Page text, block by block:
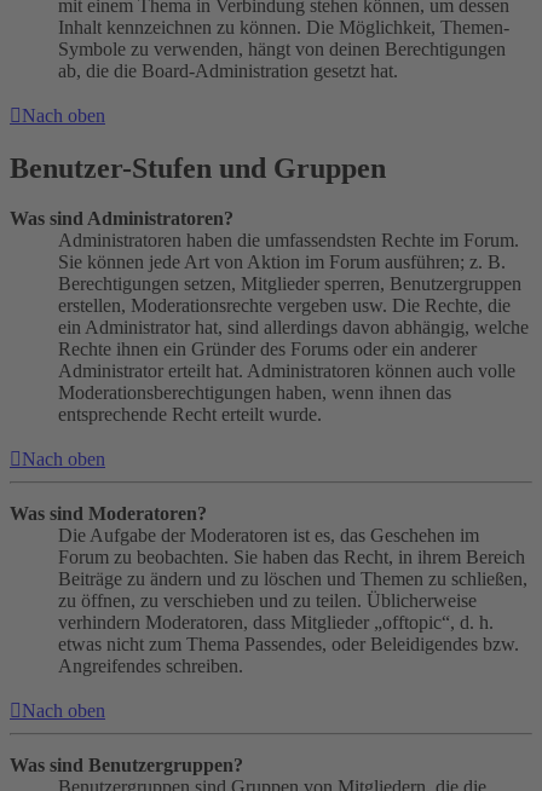
mit einem Thema in Verbindung stehen können, um dessen
Inhalt kennzeichnen zu können. Die Möglichkeit, Themen-
Symbole zu verwenden, hängt von deinen Berechtigungen
ab, die die Board-Administration gesetzt hat.
Nach oben
Benutzer-Stufen und Gruppen
Was sind Administratoren?
Administratoren haben die umfassendsten Rechte im Forum.
Sie können jede Art von Aktion im Forum ausführen; z. B.
Berechtigungen setzen, Mitglieder sperren, Benutzergruppen
erstellen, Moderationsrechte vergeben usw. Die Rechte, die
ein Administrator hat, sind allerdings davon abhängig, welche
Rechte ihnen ein Gründer des Forums oder ein anderer
Administrator erteilt hat. Administratoren können auch volle
Moderationsberechtigungen haben, wenn ihnen das
entsprechende Recht erteilt wurde.
Nach oben
Was sind Moderatoren?
Die Aufgabe der Moderatoren ist es, das Geschehen im
Forum zu beobachten. Sie haben das Recht, in ihrem Bereich
Beiträge zu ändern und zu löschen und Themen zu schließen,
zu öffnen, zu verschieben und zu teilen. Üblicherweise
verhindern Moderatoren, dass Mitglieder „offtopic“, d. h.
etwas nicht zum Thema Passendes, oder Beleidigendes bzw.
Angreifendes schreiben.
Nach oben
Was sind Benutzergruppen?